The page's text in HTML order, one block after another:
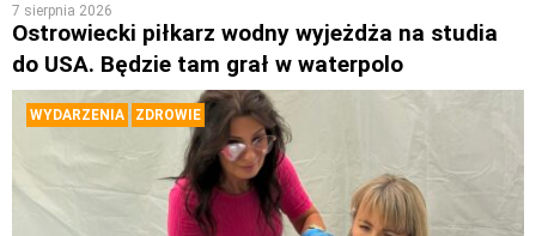
7 sierpnia 2026
Ostrowiecki piłkarz wodny wyjeżdża na studia
do USA. Będzie tam grał w waterpolo
WYDARZENIA ZDROWIE